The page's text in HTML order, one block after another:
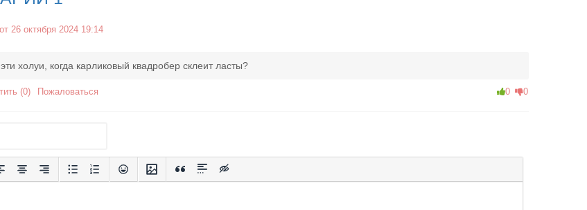
от 26 октября 2024 19:14
холуи, когда карликовый квадробер склеит ласты?
(0) Пожаловаться 0 0